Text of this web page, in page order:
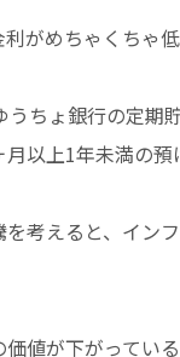
がめちゃくちゃ低
うちょ銀行の定期
以上1年未満の預
考えると、イン
値が下がってい